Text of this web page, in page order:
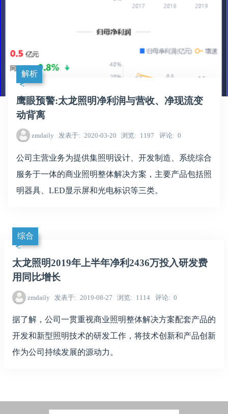
解析
鹰眼预警:太龙照明净利润与营收、净现流变
动背离
zmdaily 发表于 2020-03-20 浏览 1197 评论 0
公司主营业务为提供集照明设计、开发制造、系统综合
服务于一体的商业照明整体解决方案，主要产品包括照
明器具、LED显示屏和光电标识等三类。
综合
太龙照明2019年上半年净利2436万投入研发费
用同比增长
zmdaily 发表于 2019-08-27 浏览 1114 评论 0
据了解，公司一贯重视商业照明整体解决方案配套产品的
开发和新型照明技术的研发工作，将技术创新和产品创新
作为公司持续发展的源动力。